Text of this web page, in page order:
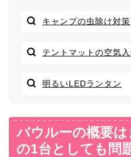
キャンプの虫除け対策
テントマットの空気
明るいLEDランタン
バウルーの概要
の1台としても問